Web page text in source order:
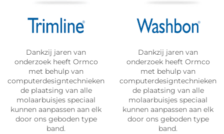
Dankzij jaren van
onderzoek heeft Ormco
met behulp van
computerdesigntechnieken
de plaatsing van alle
molaarbuisjes speciaal
kunnen aanpassen aan elk
door ons geboden type
band.
Dankzij jaren van
onderzoek heeft Ormco
met behulp van
computerdesigntechnieken
de plaatsing van alle
molaarbuisjes speciaal
kunnen aanpassen aan elk
door ons geboden type
band.